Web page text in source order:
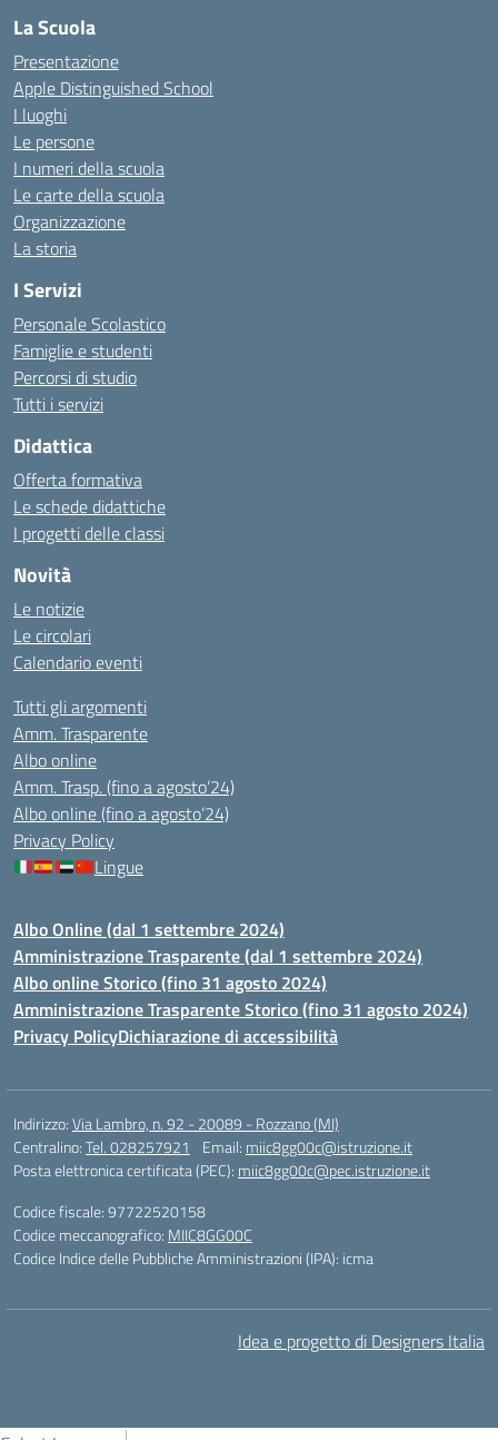
La Scuola
Presentazione
Apple Distinguished School
I luoghi
Le persone
I numeri della scuola
Le carte della scuola
Organizzazione
La storia
I Servizi
Personale Scolastico
Famiglie e studenti
Percorsi di studio
Tutti i servizi
Didattica
Offerta formativa
Le schede didattiche
I progetti delle classi
Novità
Le notizie
Le circolari
Calendario eventi
Tutti gli argomenti
Amm. Trasparente
Albo online
Amm. Trasp. (fino a agosto’24)
Albo online (fino a agosto’24)
Privacy Policy
Lingue
Albo Online (dal 1 settembre 2024)
Amministrazione Trasparente (dal 1 settembre 2024)
Albo online Storico (fino 31 agosto 2024)
Amministrazione Trasparente Storico (fino 31 agosto 2024)
Privacy PolicyDichiarazione di accessibilità
Indirizzo:Via Lambro, n. 92 - 20089 - Rozzano (MI)
Centralino:Tel. 028257921 Email: miic8gg00c@istruzione.it
Posta elettronica certificata (PEC): miic8gg00c@pec.istruzione.it
Codice fiscale: 97722520158
Codice meccanografico: MIIC8GG00C
Codice Indice delle Pubbliche Amministrazioni (IPA): icma
Idea e progetto di Designers Italia